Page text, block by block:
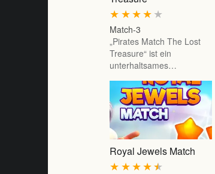
★
★
★
★
★
Match-3
„Pirates Match The Lost
Treasure“ ist ein
unterhaltsames…
Royal Jewels Match
★
★
★
★
★